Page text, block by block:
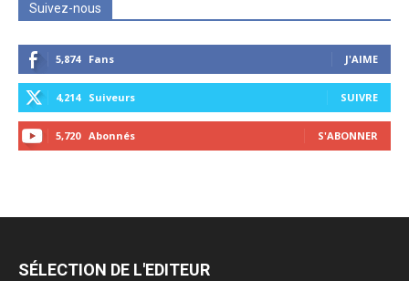
Suivez-nous
5,874 Fans J'AIME
4,214 Suiveurs SUIVRE
5,720 Abonnés S'ABONNER
SÉLECTION DE L'EDITEUR